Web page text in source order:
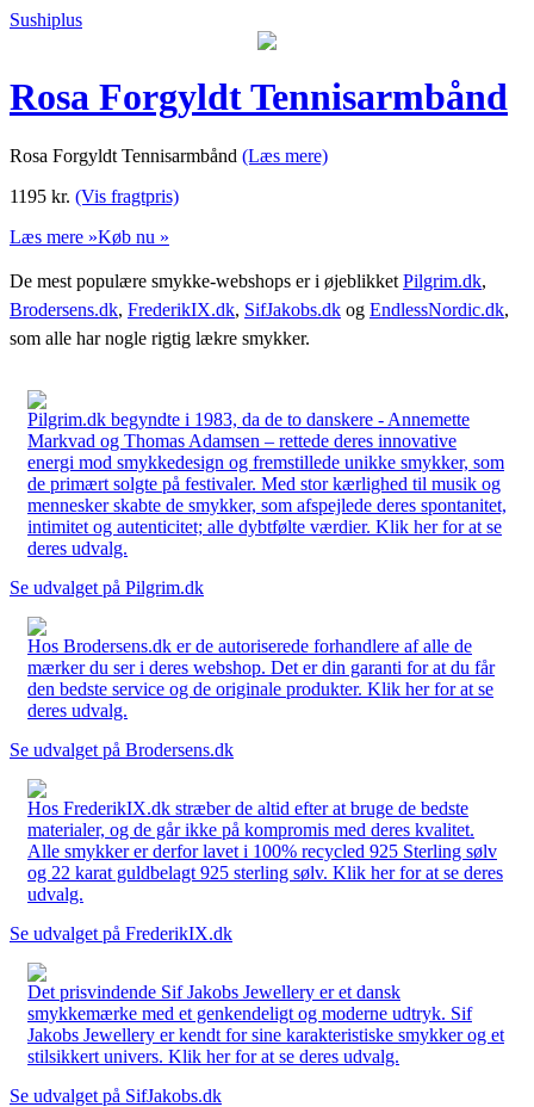
Sushiplus
Rosa Forgyldt Tennisarmbånd
Rosa Forgyldt Tennisarmbånd (Læs mere)
1195 kr. (Vis fragtpris)
Læs mere »Køb nu »
De mest populære smykke-webshops er i øjeblikket Pilgrim.dk,
Brodersens.dk, FrederikIX.dk, SifJakobs.dk og EndlessNordic.dk,
som alle har nogle rigtig lækre smykker.
Pilgrim.dk begyndte i 1983, da de to danskere - Annemette
Markvad og Thomas Adamsen – rettede deres innovative
energi mod smykkedesign og fremstillede unikke smykker, som
de primært solgte på festivaler. Med stor kærlighed til musik og
mennesker skabte de smykker, som afspejlede deres spontanitet,
intimitet og autenticitet; alle dybtfølte værdier. Klik her for at se
deres udvalg.
Se udvalget på Pilgrim.dk
Hos Brodersens.dk er de autoriserede forhandlere af alle de
mærker du ser i deres webshop. Det er din garanti for at du får
den bedste service og de originale produkter. Klik her for at se
deres udvalg.
Se udvalget på Brodersens.dk
Hos FrederikIX.dk stræber de altid efter at bruge de bedste
materialer, og de går ikke på kompromis med deres kvalitet.
Alle smykker er derfor lavet i 100% recycled 925 Sterling sølv
og 22 karat guldbelagt 925 sterling sølv. Klik her for at se deres
udvalg.
Se udvalget på FrederikIX.dk
Det prisvindende Sif Jakobs Jewellery er et dansk
smykkemærke med et genkendeligt og moderne udtryk. Sif
Jakobs Jewellery er kendt for sine karakteristiske smykker og et
stilsikkert univers. Klik her for at se deres udvalg.
Se udvalget på SifJakobs.dk